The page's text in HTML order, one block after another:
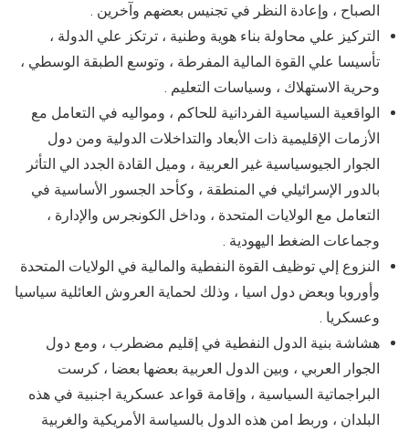
الصباح ، وإعادة النظر في تجنيس بعضهم وآخرين .
التركيز علي محاولة بناء هوية وطنية ، ترتكز علي الدولة ،
تأسيسا علي القوة المالية المفرطة ، وتوسع الطبقة الوسطي ،
وحرية الاستهلاك ، وسياسات التعليم .
الواقعية السياسية الفردانية للحاكم ، ومواليه في التعامل مع
الأزمات الإقليمية ذات الأبعاد والتداخلات الدولية ومن دول
الجوار الجيوسياسية غير العربية ، وميل القادة الجدد الي التأثر
بالدور الإسرائيلي في المنطقة ، وكأحد الجسور الأساسية في
التعامل مع الولايات المتحدة ، وداخل الكونجرس والإدارة ،
وجماعات الضغط اليهودية .
النزوع إلي توظيف القوة النفطية والمالية في الولايات المتحدة
وأوروبا وبعض دول اسيا ، وذلك لحماية العروش العائلية سياسيا
وعسكريا .
هشاشة بنية الدول النفطية في إقليم مضطرب ، ومع دول
الجوار العربي ، وبين الدول العربية بعضها بعضا ، كرست
البراجماتية السياسية ، وإقامة قواعد عسكرية اجنبية في هذه
البلدان ، وربط امن هذه الدول بالسياسة الأمريكية والغربية